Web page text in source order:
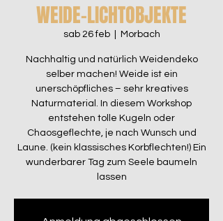
WEIDE-LICHTOBJEKTE
sab 26 feb
  |
Morbach
Nachhaltig und natürlich Weidendeko
selber machen! Weide ist ein
unerschöpfliches – sehr kreatives
Naturmaterial. In diesem Workshop
entstehen tolle Kugeln oder
Chaosgeflechte, je nach Wunsch und
Laune. (kein klassisches Korbflechten!) Ein
wunderbarer Tag zum Seele baumeln
lassen